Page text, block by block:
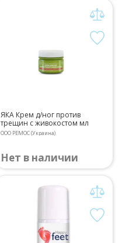
ЯКА Крем д/ног против
трещин с живокостом мл
ООО РЕМОС (Украина)
Нет в наличии